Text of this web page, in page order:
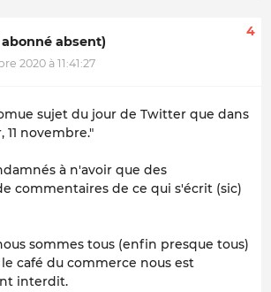
absent)
2020 à 11:41:27
4
sujet du jour de Twitter que dans
11 novembre."
à n'avoir que des
commentaires de ce qui s'écrit (sic)
sommes tous (enfin presque tous)
café du commerce nous est
interdit.